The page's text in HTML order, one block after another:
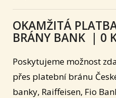
OKAMŽITÁ
BRÁNY BANK | 0
Poskytujeme možnost
přes platební bránu
banky, Raiffeisen, Fio